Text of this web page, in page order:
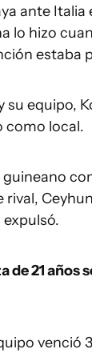
ante Italia
lo hizo
estaba
su equipo,
como local.
21 años
venció